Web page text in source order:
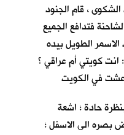
، قام الجنود
فتدافع الجميع
الطويل بيده
كويتي أم عراقي ؟
عشت في الكويت
حادة ؛ اشعة
بصره الى الاسفل ؛